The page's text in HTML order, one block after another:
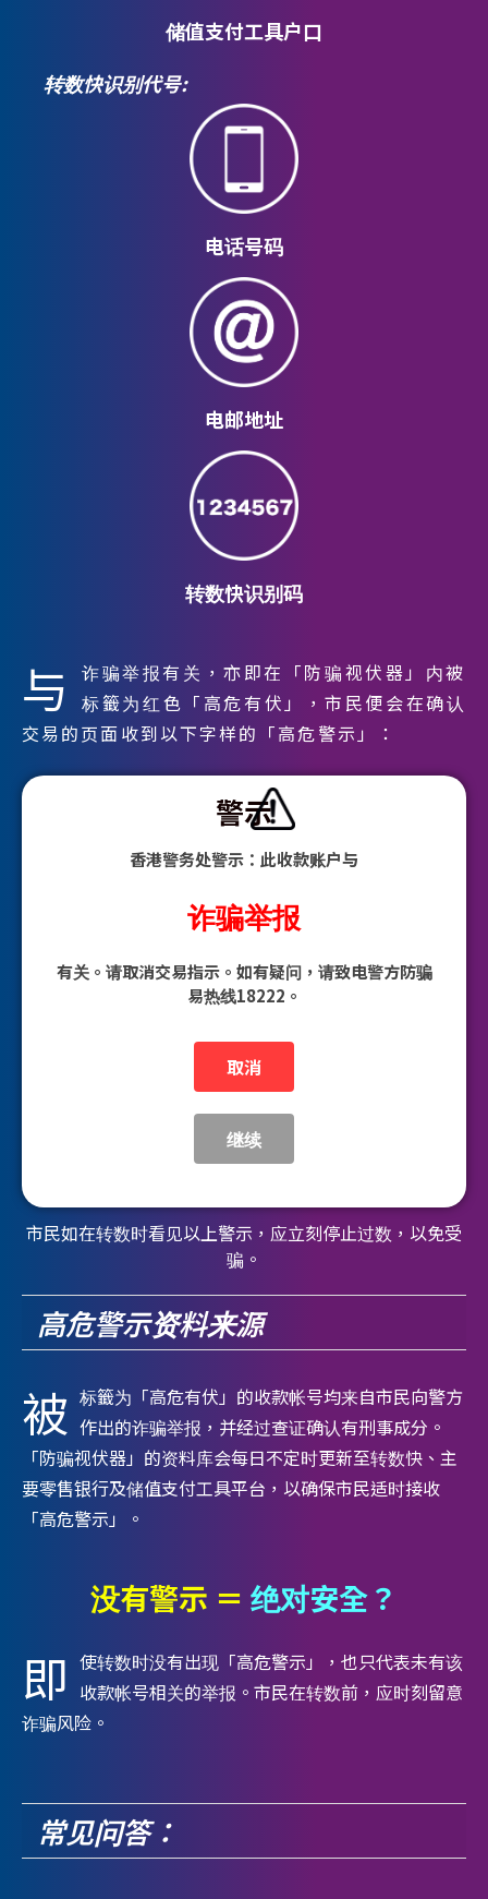
储值支付工具户口
转数快识别代号:
电话号码
电邮地址
转数快识别码
与
诈骗举报有关，亦即在「防骗视伏器」内被
标籤为红色「高危有伏」，市民便会在确认
交易的页面收到以下字样的「高危警示」：
警示
香港警务处警示：此收款账户与
诈骗举报
有关。请取消交易指示。如有疑问，请致电警方防骗
易热线18222。
取消
继续
市民如在转数时看见以上警示，应立刻停止过数，以免受
骗。
高危警示资料来源
被 标籤为「高危有伏」的收款帐号均来自市民向警方
作出的诈骗举报，并经过查证确认有刑事成分。
「防骗视伏器」的资料库会每日不定时更新至转数快、主
要零售银行及储值支付工具平台，以确保市民适时接收
「高危警示」。
没有警示 ＝ 绝对安全？
即 使转数时没有出现「高危警示」，也只代表未有该
收款帐号相关的举报。市民在转数前，应时刻留意
诈骗风险。
常见问答：